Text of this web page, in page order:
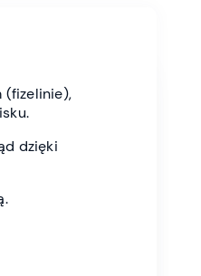
(fizelinie),
dzięki